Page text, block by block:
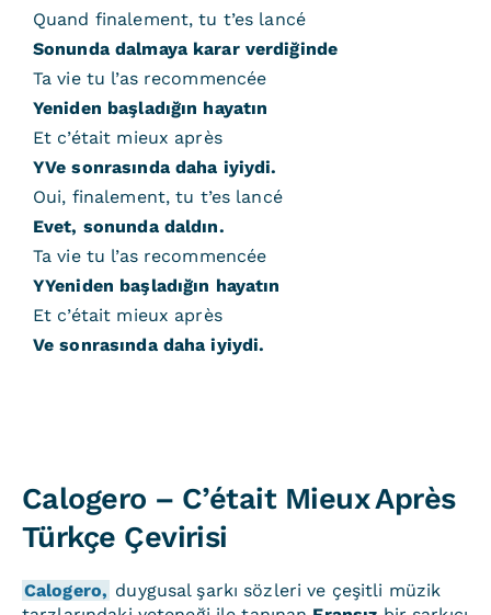
Quand finalement, tu t’es lancé
Sonunda dalmaya karar verdiğinde
Ta vie tu l’as recommencée
Yeniden başladığın hayatın
Et c’était mieux après
YVe sonrasında daha iyiydi.
Oui, finalement, tu t’es lancé
Evet, sonunda daldın.
Ta vie tu l’as recommencée
YYeniden başladığın hayatın
Et c’était mieux après
Ve sonrasında daha iyiydi.
Calogero – C’était Mieux Après
Türkçe Çevirisi
Calogero, duygusal şarkı sözleri ve çeşitli müzik